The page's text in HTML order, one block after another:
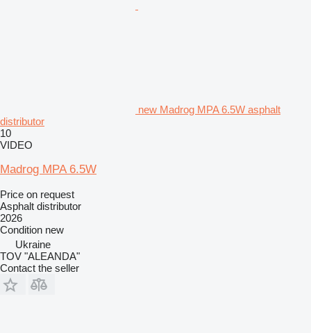
new Madrog MPA 6.5W asphalt
distributor
10
VIDEO
Madrog MPA 6.5W
Price on request
Asphalt distributor
2026
Condition new
Ukraine
TOV "ALEANDA"
Contact the seller